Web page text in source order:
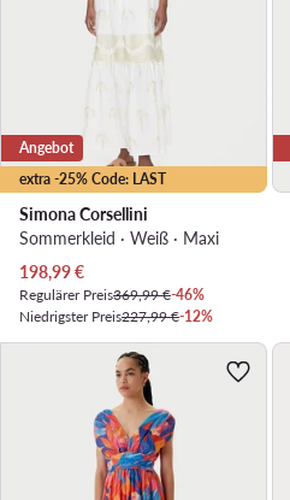
extra -25% Code: LAST
Angebot
Simona Corsellini
Sommerkleid · Weiß · Maxi
Aktueller Preis
198,99€
Regulärer Preis369,99 €-46%
Niedrigster Preis227,99 €-12%